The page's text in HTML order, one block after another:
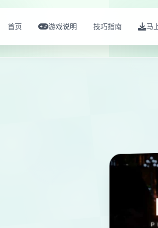
首页 游戏说明 技巧指南 马